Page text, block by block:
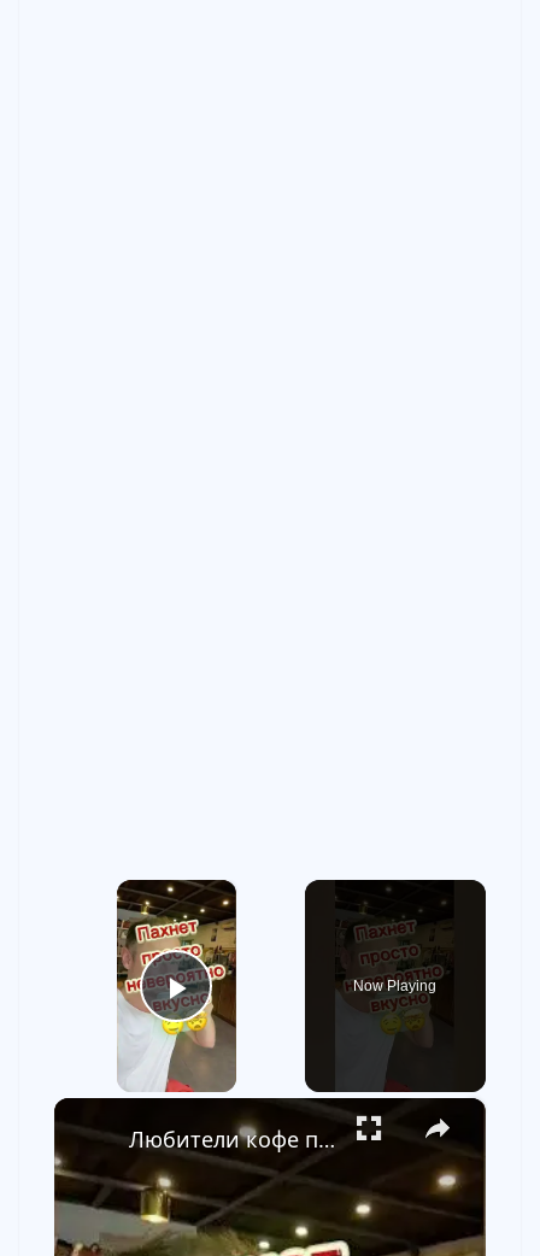
×
Play Video
Now Playing
×
Любители кофе потеряли бы здесь контроль 🤯☕